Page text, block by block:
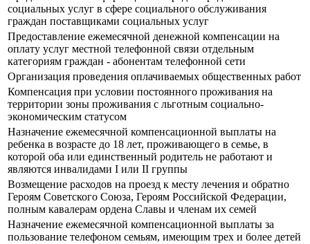
социальных услуг в сфере социального обслуживания
граждан поставщиками социальных услуг
Предоставление ежемесячной денежной компенсации на
оплату услуг местной телефонной связи отдельным
категориям граждан - абонентам телефонной сети
Организация проведения оплачиваемых общественных работ
Компенсация при условии постоянного проживания на
территории зоны проживания с льготным социально-
экономическим статусом
Назначение ежемесячной компенсационной выплаты на
ребенка в возрасте до 18 лет, проживающего в семье, в
которой оба или единственный родитель не работают и
являются инвалидами I или II группы
Возмещение расходов на проезд к месту лечения и обратно
Героям Советского Союза, Героям Российской Федерации,
полным кавалерам ордена Славы и членам их семей
Назначение ежемесячной компенсационной выплаты за
пользование телефоном семьям, имеющим трех и более детей